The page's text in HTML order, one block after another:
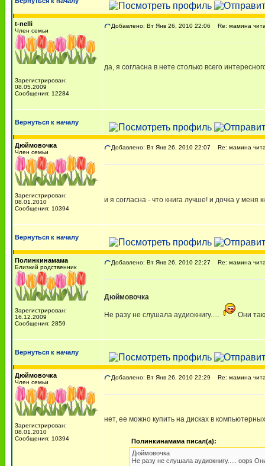
t-nelli
Член семьи
Зарегистрирован:
08.05.2009
Сообщения: 12284
Добавлено: Вт Янв 26, 2010 22:06 Re: мамина
да, я согласна в нете столько всего
Вернуться к началу
Дюймовочка
Член семьи
Зарегистрирован:
08.01.2010
Сообщения: 10394
Добавлено: Вт Янв 26, 2010 22:07 Re: мамина
и я согласна - что книга лучше! и дочка у меня
Вернуться к началу
Полинкинамама
Близкий родственник
Зарегистрирован:
16.12.2009
Сообщения: 2859
Добавлено: Вт Янв 26, 2010 22:27 Re: мамина
Дюймовочка
Не разу не слушала аудиокнигу..... Они
Вернуться к началу
Дюймовочка
Член семьи
Зарегистрирован:
08.01.2010
Сообщения: 10394
Добавлено: Вт Янв 26, 2010 22:29 Re: мамина
нет, ее можно купить на дисках в
Полинкинамама писал(а):
Дюймовочка
Не разу не слушала аудиокнигу..... oops